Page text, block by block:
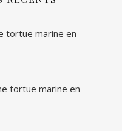
tortue marine en
tortue marine en